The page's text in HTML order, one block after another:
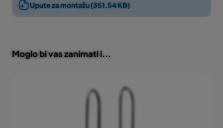
Upute za montažu (351.54 KB)
Moglo bi vas zanimati i...